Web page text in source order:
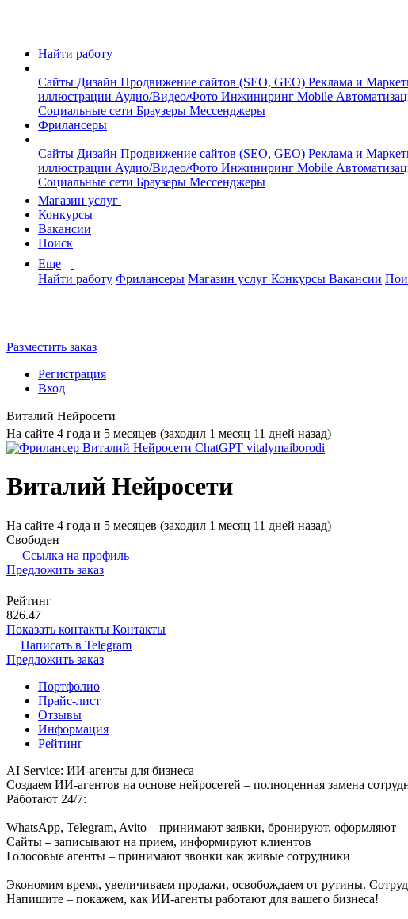
Найти работу
Сайты Дизайн Продвижение сайтов (SEO, GEO) Реклама и
иллюстрации Аудио/Видео/Фото Инжиниринг Mobile
Социальные сети Браузеры Мессенджеры
Фрилансеры
Сайты Дизайн Продвижение сайтов (SEO, GEO) Реклама и
иллюстрации Аудио/Видео/Фото Инжиниринг Mobile
Социальные сети Браузеры Мессенджеры
Магазин услуг
Конкурсы
Вакансии
Поиск
Еще
Найти работу Фрилансеры Магазин услуг Конкурсы Вакансии
Разместить заказ
Регистрация
Вход
Виталий Нейросети
На сайте 4 года и 5 месяцев (заходил 1 месяц 11 дней назад)
Виталий Нейросети
На сайте 4 года и 5 месяцев (заходил 1 месяц 11 дней назад)
Свободен
Ссылка на профиль
Предложить заказ
Рейтинг
826.47
Показать контакты Контакты
Написать в Telegram
Предложить заказ
Портфолио
Прайс-лист
Отзывы
Информация
Рейтинг
AI Service: ИИ-агенты для бизнеса
Создаем ИИ-агентов на основе нейросетей – полноценная замена
Работают 24/7:
WhatsApp, Telegram, Avito – принимают заявки, бронируют, оформляют
Сайты – записывают на прием, информируют клиентов
Голосовые агенты – принимают звонки как живые сотрудники
Экономим время, увеличиваем продажи, освобождаем от рутины.
Напишите – покажем, как ИИ-агенты работают для вашего бизнеса!